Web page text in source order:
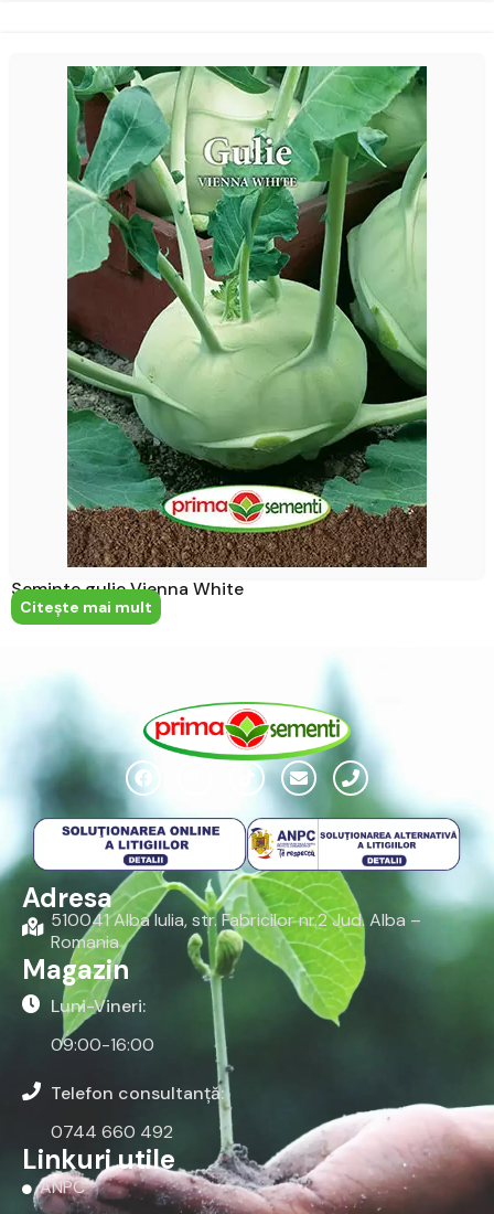
Seminte gulie Vienna White
Citeşte mai mult
Adresa
510041 Alba Iulia, str. Fabricilor nr.2 Jud. Alba –
Romania
Magazin
Luni-Vineri:
09:00-16:00
Telefon consultanță:
0744 660 492
Linkuri utile
ANPC